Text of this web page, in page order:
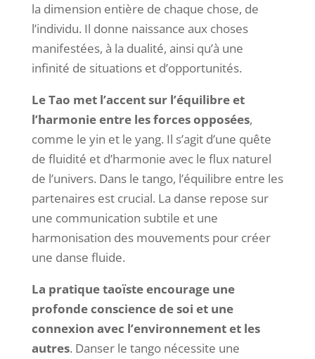
la dimension entière de chaque chose, de
l’individu. Il donne naissance aux choses
manifestées, à la dualité, ainsi qu’à une
infinité de situations et d’opportunités.
Le Tao met l’accent sur l’équilibre et
l’harmonie entre les forces opposées,
comme le yin et le yang. Il s’agit d’une quête
de fluidité et d’harmonie avec le flux naturel
de l’univers. Dans le tango, l’équilibre entre les
partenaires est crucial. La danse repose sur
une communication subtile et une
harmonisation des mouvements pour créer
une danse fluide.
La pratique taoïste encourage une
profonde conscience de soi et une
connexion avec l’environnement et les
autres. Danser le tango nécessite une